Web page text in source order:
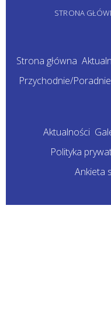
STRONA
Strona główna
Przychodnie/
Aktualności
Polityka
Ankieta